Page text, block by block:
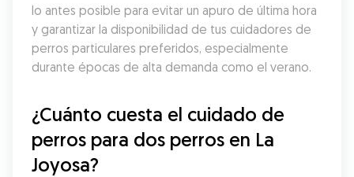
lo antes posible para evitar un apuro de última hora
y garantizar la disponibilidad de tus cuidadores de
perros particulares preferidos, especialmente
durante épocas de alta demanda como el verano.
¿Cuánto cuesta el cuidado de
perros para dos perros en La
Joyosa?